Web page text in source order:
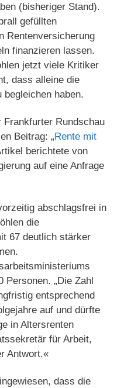
(bisheriger Stand).
gefüllten
Rentenversicherung
finanzieren lassen.
jetzt viele Kritiker
dass alleine die
haben.
Frankfurter Rundschau
Beitrag: „Rente mit
berichtete von
auf eine Anfrage
abschlagsfrei in
die
67 deutlich stärker
Personen. „Die Zahl
entsprechend
auf und dürfte
in Altersrenten
für Arbeit,
Antwort.«
dass die